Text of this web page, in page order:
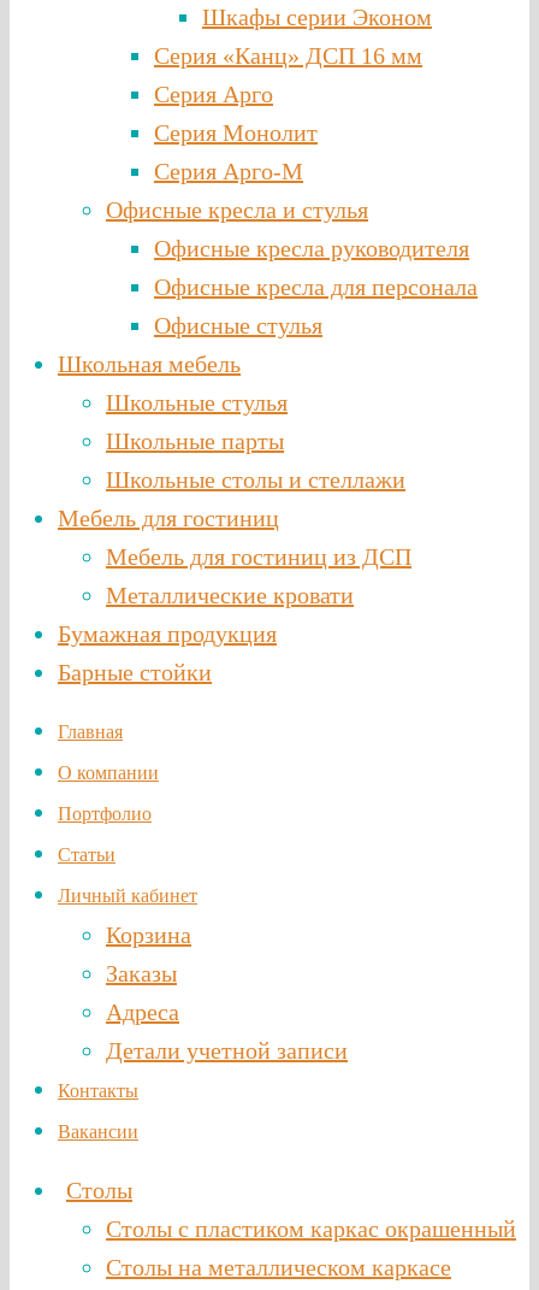
Шкафы серии Эконом
Серия «Канц» ДСП 16 мм
Серия Арго
Серия Монолит
Серия Арго-М
Офисные кресла и стулья
Офисные кресла руководителя
Офисные кресла для персонала
Офисные стулья
Школьная мебель
Школьные стулья
Школьные парты
Школьные столы и стеллажи
Мебель для гостиниц
Мебель для гостиниц из ДСП
Металлические кровати
Бумажная продукция
Барные стойки
Главная
О компании
Портфолио
Статьи
Личный кабинет
Корзина
Заказы
Адреса
Детали учетной записи
Контакты
Вакансии
Столы
Столы с пластиком каркас окрашенный
Столы на металлическом каркасе